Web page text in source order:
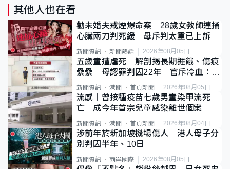
其他人也在看
勸未婚夫戒煙爆命案 28歲女教師連捅
心臟兩刀判死緩 母斥判太重已上訴
新聞資訊 新聞熱話 2026年08月05日
五歲童遭虐死｜解剖揭長期捱餓、傷痕
纍纍 母認罪判囚22年 官斥冷血：同
類案最惡劣
新聞資訊 港聞 首頁新聞 2026年08月05日
流感｜曾接種疫苗七歲男童染甲流死
亡 成今年首宗兒童感染離世個案
新聞資訊 港聞 首頁新聞 2026年08月04日
涉前年於新加坡機場傷人 港人母子分
別判囚半年、10日
新聞資訊 兩岸國際 2026年08月05日